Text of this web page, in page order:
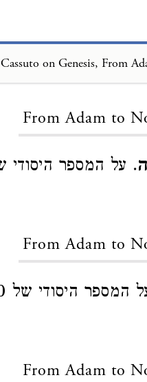
Cassuto on Genesis, From
From Adam to
From Adam to
From Adam to